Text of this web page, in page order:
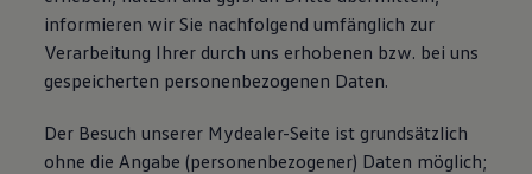
Bulli Magazin
Fahrzeugabholung ab Werk
Uptime
informieren wir Sie nachfolgend umfänglich zur
Verarbeitung Ihrer durch uns erhobenen bzw. bei uns
gespeicherten personenbezogenen Daten.
Der Besuch unserer Mydealer-Seite ist grundsätzlich
ohne die Angabe (personenbezogener) Daten möglich;